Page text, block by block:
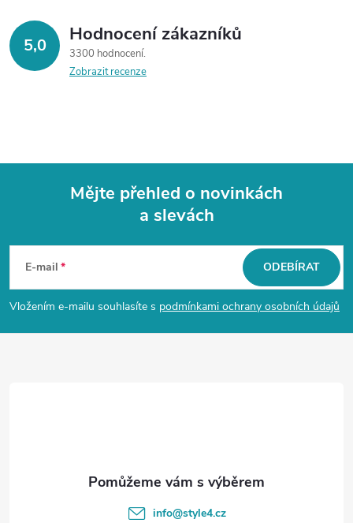
5,0 Hodnocení zákazníků
3300 hodnocení
Zobrazit recenze
p
a
Mějte přehled o novinkách
a slevách
E-mail
Vložením e-mailu souhlasíte s podmínkami ochrany osobních údajů
ODEBÍRAT
info@style4.cz